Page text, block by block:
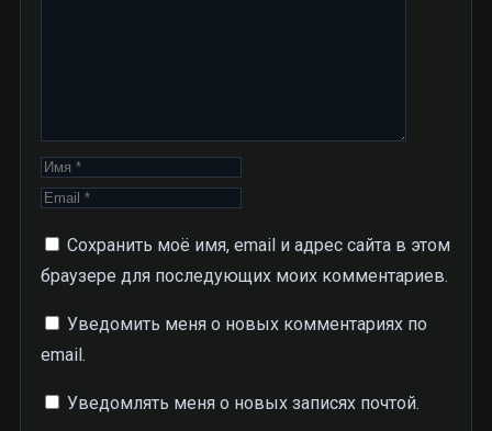
Сохранить моё имя, email и адрес сайта в этом
браузере для последующих моих комментариев.
Уведомить меня о новых комментариях по
email.
Уведомлять меня о новых записях почтой.